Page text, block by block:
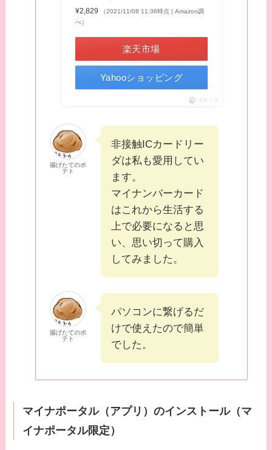
¥2,829
（2021/11/08 11:36時点 | Amazon調
べ）
楽天市場
Yahooショッピング
ポチップ
揚げたてのポ
テト
非接触ICカードリー
ダは私も愛用してい
ます。
マイナンバーカード
はこれから生活する
上で必要になると思
い、思い切って購入
してみました。
揚げたてのポ
テト
パソコンに繋げるだ
けで使えたので簡単
でした。
マイナポータル（アプリ）のインストール（マ
イナポータル限定）